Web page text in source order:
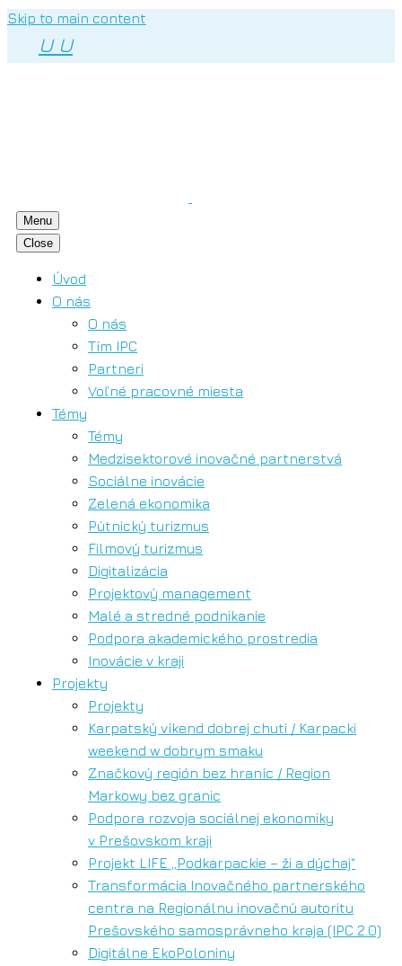
Skip to main content
U U
Menu
Close
Úvod
O nás
O nás
Tím IPC
Partneri
Voľné pracovné miesta
Témy
Témy
Medzisektorové inovačné partnerstvá
Sociálne inovácie
Zelená ekonomika
Pútnický turizmus
Filmový turizmus
Digitalizácia
Projektový management
Malé a stredné podnikanie
Podpora akademického prostredia
Inovácie v kraji
Projekty
Projekty
Karpatský víkend dobrej chuti / Karpacki
weekend w dobrym smaku
Značkový región bez hraníc / Region
Markowy bez granic
Podpora rozvoja sociálnej ekonomiky
v Prešovskom kraji
Projekt LIFE „Podkarpackie – ži a dýchaj“
Transformácia Inovačného partnerského
centra na Regionálnu inovačnú autoritu
Prešovského samosprávneho kraja (IPC 2.0)
Digitálne EkoPoloniny